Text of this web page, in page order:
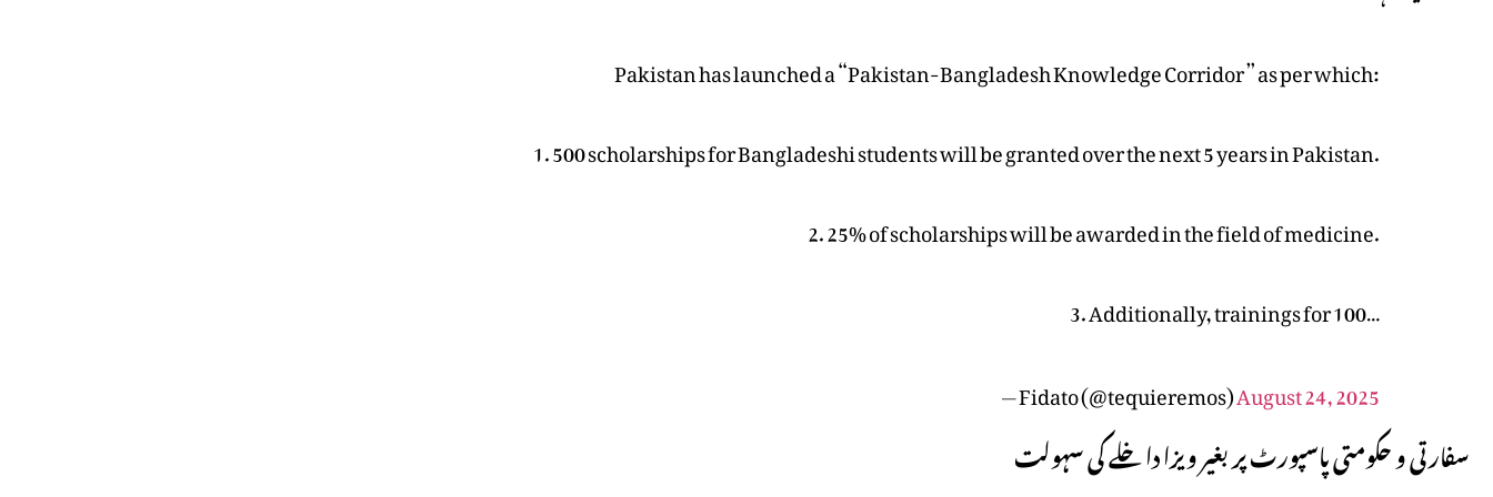
Pakistan has launched a “Pakistan-Bangladesh Knowledge Corridor” as per which:
1. 500 scholarships for Bangladeshi students will be granted over the next 5 years in Pakistan.
2. 25% of scholarships will be awarded in the field of medicine.
3. Additionally, trainings for 100…
— Fidato (@tequieremos)August 24, 2025
سفارتی و حکومتی پاسپورٹ پر بغیر ویزا داخلے کی سہولت